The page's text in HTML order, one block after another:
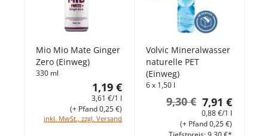
Mio Mio Mate Ginger
Zero (Einweg)
330 ml
1,19 €
3,61 €/1 l
inkl. MwSt., zzgl. Versand
(+ Pfand 0,25 €)
Volvic Mineralwasser
naturelle PET
(Einweg)
6 x 1,50 l
7,91 €
9,30 €
0,88 €/1 l
(+ Pfand 0,25 €)